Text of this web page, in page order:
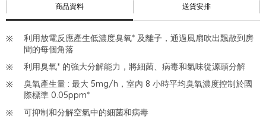
商品資料 送貨安排
利用放電反應產生低濃度臭氧* 及離子，通過風扇吹出飄散到房
間的每個角落
利用臭氧* 的強大分解能力，將細菌、病毒和氣味從源頭分解
臭氧產生量 : 最大 5mg/h，室內 8 小時平均臭氧濃度控制於國
際標準 0.05ppm*
可抑制和分解空氣中的細菌和病毒